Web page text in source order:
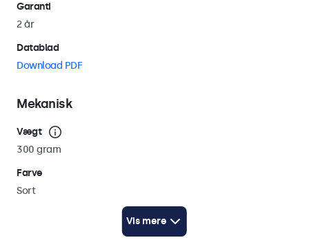
Garanti
2 år
Datablad
Download PDF
Mekanisk
Vægt
300 gram
Farve
Sort
250 cm (AC: 100 cm / DC: 150 cm)
Vis mere